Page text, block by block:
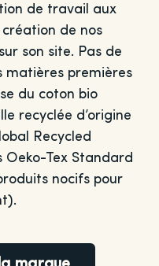
de travail aux
de nos
son site. Pas de
matières premières
du coton bio
recyclée d’origine
Recycled
Tex Standard
nocifs pour